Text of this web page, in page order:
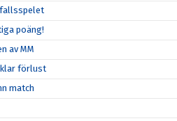
poäng!
av MM
klar förlust
match